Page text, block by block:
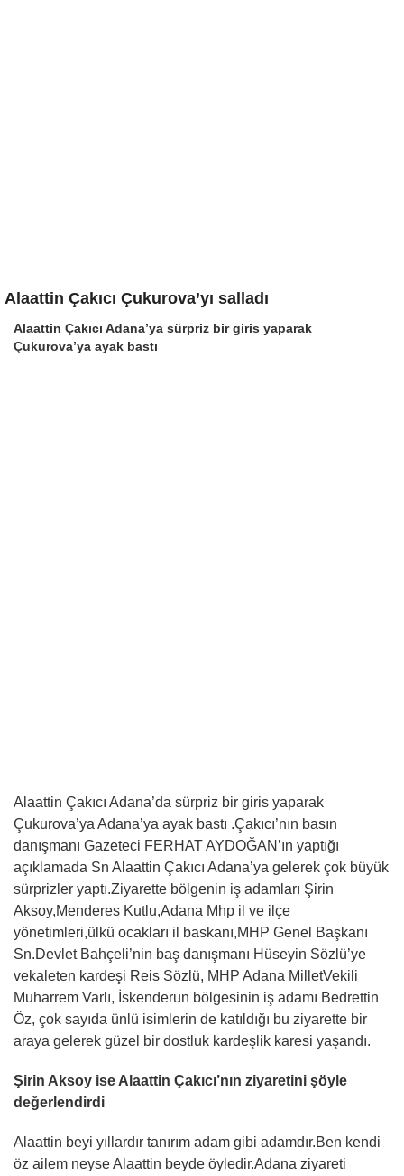
Alaattin Çakıcı Çukurova’yı salladı
Alaattin Çakıcı Adana’ya sürpriz bir giris yaparak
Çukurova’ya ayak bastı
Alaattin Çakıcı Adana’da sürpriz bir giris yaparak
Çukurova’ya Adana’ya ayak bastı .Çakıcı’nın basın
danışmanı Gazeteci FERHAT AYDOĞAN’ın yaptığı
açıklamada Sn Alaattin Çakıcı Adana’ya gelerek çok büyük
sürprizler yaptı.Ziyarette bölgenin iş adamları Şirin
Aksoy,Menderes Kutlu,Adana Mhp il ve ilçe
yönetimleri,ülkü ocakları il baskanı,MHP Genel Başkanı
Sn.Devlet Bahçeli’nin baş danışmanı Hüseyin Sözlü’ye
vekaleten kardeşi Reis Sözlü, MHP Adana MilletVekili
Muharrem Varlı, İskenderun bölgesinin iş adamı Bedrettin
Öz, çok sayıda ünlü isimlerin de katıldığı bu ziyarette bir
araya gelerek güzel bir dostluk kardeşlik karesi yaşandı.
Şirin Aksoy ise Alaattin Çakıcı’nın ziyaretini şöyle
değerlendirdi
Alaattin beyi yıllardır tanırım adam gibi adamdır.Ben kendi
öz ailem neyse Alaattin beyde öyledir.Adana ziyareti